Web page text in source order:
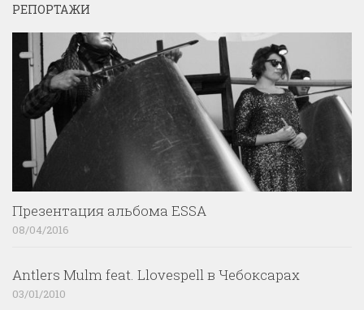
РЕПОРТАЖИ
Презентация альбома ESSA
08/04/2016
Antlers Mulm feat. Llovespell в Чебоксарах
03/01/2010